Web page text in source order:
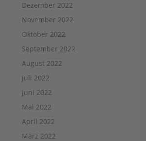
Dezember 2022
November 2022
Oktober 2022
September 2022
August 2022
Juli 2022
Juni 2022
Mai 2022
April 2022
März 2022